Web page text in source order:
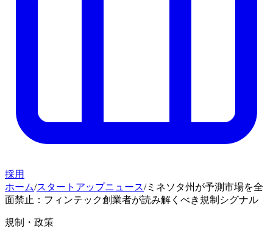
採用
ホーム/スタートアップニュース/ミネソタ州が予測市場を全
面禁止：フィンテック創業者が読み解くべき規制シグナル
規制・政策